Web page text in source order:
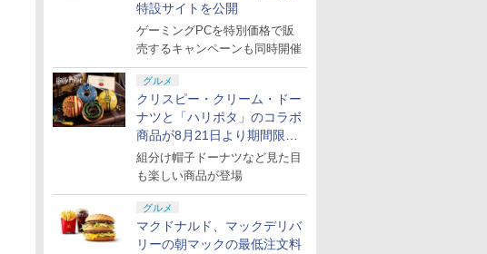
特設サイトを公開
ゲーミングPCを特別価格で販
売するキャンペーンも同時開催
グルメ
クリスピー・クリーム・ドー
ナツと「ハリポタ」のコラボ
商品が8月21日より期間限定
で発売
組分け帽子ドーナツなど見た目
も楽しい商品が登場
グルメ
マクドナルド、マックデリバ
リーの朝マックの最低注文料